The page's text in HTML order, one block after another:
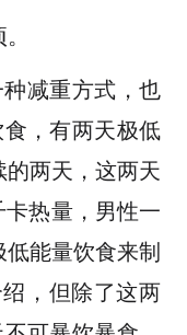
种减重方式，也
，有两天极低
两天，这两天
热量，男性一
能量饮食来制
，但除了这两